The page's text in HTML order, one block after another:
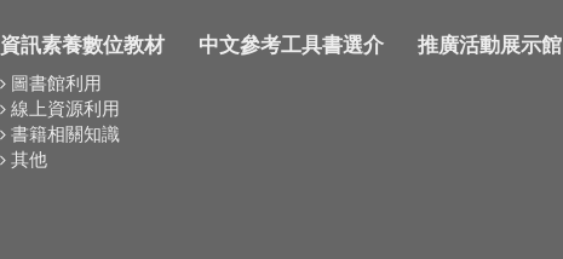
資訊素養數位教材
圖書館利用
線上資源利用
書籍相關知識
其他
中文參考工具書選介 推廣活動展示館